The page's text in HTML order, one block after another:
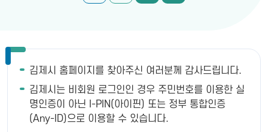
김제시 홈페이지를 찾아주신 여러분께 감사드립니다.
김제시는 비회원 로그인인 경우 주민번호를 이용한 실
명인증이 아닌 I-PIN(아이핀) 또는 정부 통합인증
(Any-ID)으로 이용할 수 있습니다.